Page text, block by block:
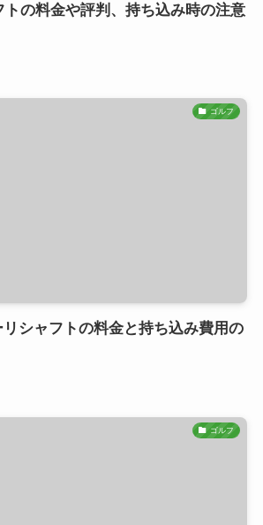
トの料金や評判、持ち込み時の注意
ゴルフ
シャフトの料金と持ち込み費用の
ゴルフ